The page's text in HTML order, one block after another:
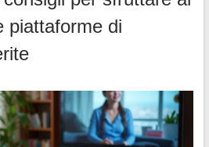
piattaforme di